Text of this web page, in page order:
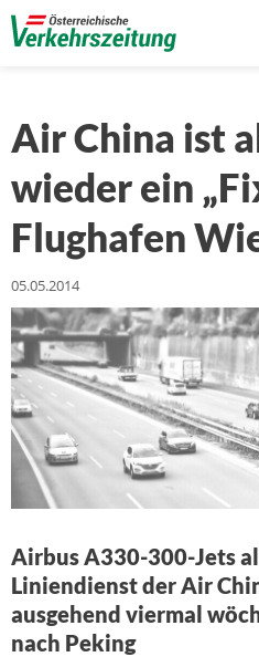
Air China ist
wieder ein
Flughafen
05.05.2014
Airbus A330-300-Jets
Liniendienst der Air
ausgehend viermal
nach Peking